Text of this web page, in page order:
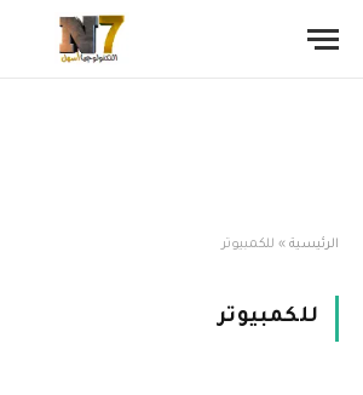
الرئيسية » للكمبيوتر
للكمبيوتر